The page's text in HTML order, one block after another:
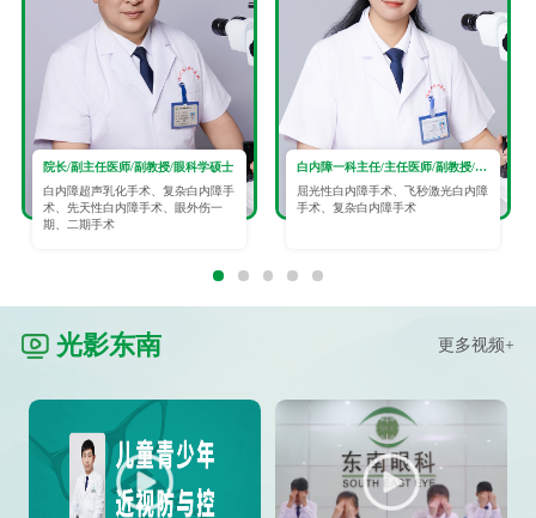
院长/副主任医师/副教授/眼科学硕士
白内障超声乳化手术、复杂白内障手
术、先天性白内障手术、眼外伤一
期、二期手术
白内障一科主任/主任医师/副教授/眼科学硕士
屈光性白内障手术、飞秒激光白内障
手术、复杂白内障手术
光影东南 更多视频+